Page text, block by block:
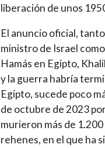
liberación de unos
El anuncio oficial,
ministro de Israel
Hamás en Egipto,
y la guerra habría
Egipto, sucede poco
de octubre de 2023
murieron más de
rehenes, en el que ha